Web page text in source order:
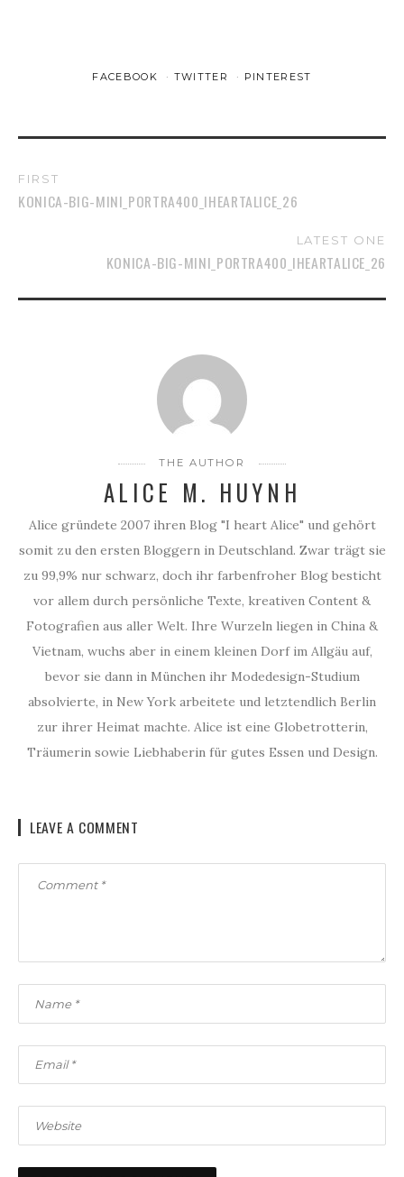
FACEBOOK TWITTER PINTEREST
FIRST
KONICA-BIG-MINI_PORTRA400_IHEARTALICE_26
LATEST ONE
KONICA-BIG-MINI_PORTRA400_IHEARTALICE_26
THE AUTHOR
ALICE M. HUYNH
Alice gründete 2007 ihren Blog "I heart Alice" und gehört
somit zu den ersten Bloggern in Deutschland. Zwar trägt sie
zu 99,9% nur schwarz, doch ihr farbenfroher Blog besticht
vor allem durch persönliche Texte, kreativen Content &
Fotografien aus aller Welt. Ihre Wurzeln liegen in China &
Vietnam, wuchs aber in einem kleinen Dorf im Allgäu auf,
bevor sie dann in München ihr Modedesign-Studium
absolvierte, in New York arbeitete und letztendlich Berlin
zur ihrer Heimat machte. Alice ist eine Globetrotterin,
Träumerin sowie Liebhaberin für gutes Essen und Design.
LEAVE A COMMENT